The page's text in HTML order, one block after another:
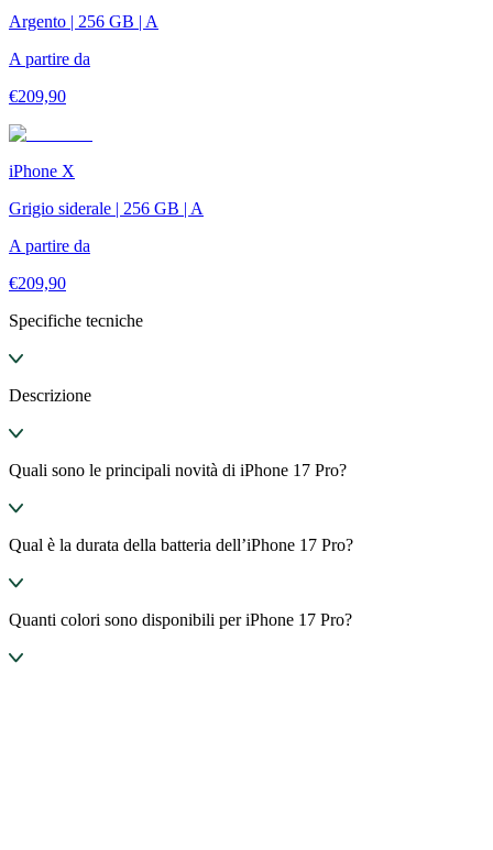
Argento | 256 GB | A
A partire da
€209,90
iPhone X
Grigio siderale | 256 GB | A
A partire da
€209,90
Specifiche tecniche
Descrizione
Quali sono le principali novità di iPhone 17 Pro?
Qual è la durata della batteria dell’iPhone 17 Pro?
Quanti colori sono disponibili per iPhone 17 Pro?